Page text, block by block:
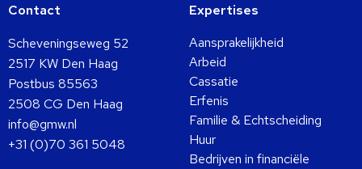
Contact
Scheveningseweg 52
2517 KW Den Haag
Postbus 85563
2508 CG Den Haag
info@gmw.nl
+31 (0)70 361 5048
Expertises
Aansprakelijkheid
Arbeid
Cassatie
Erfenis
Familie & Echtscheiding
Huur
Bedrijven in financiële